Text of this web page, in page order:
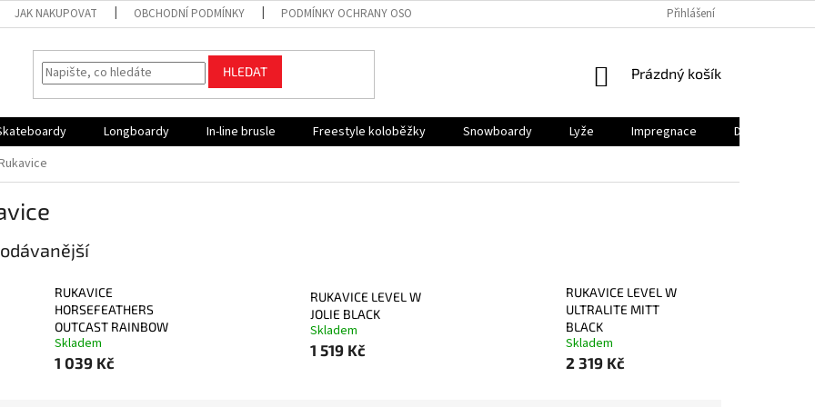
JAK NAKUPOVAT OBCHODNÍ PODMÍNKY PODMÍNKY OCHRANY OSOBNÍCH ÚDAJŮ REKLAMACE VRÁCENÍ A
Přihlášení
HLEDAT
NÁKUPNÍ
Prázdný košík
Longboardy In-line brusle Freestyle koloběžky Snowboardy Lyže Impregnace
Dárkový
RUKAVICE
HORSEFEATHERS
OUTCAST RAINBOW
Skladem
1 039 Kč
RUKAVICE LEVEL W
JOLIE BLACK
Skladem
1 519 Kč
RUKAVICE LEVEL W
ULTRALITE MITT
BLACK
Skladem
2 319 Kč